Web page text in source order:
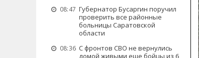
08:47 Губернатор Бусаргин поручил
проверить все районные
больницы Саратовской
области
08:36 С фронтов СВО не вернулись
домой живыми еще бойцы из 6